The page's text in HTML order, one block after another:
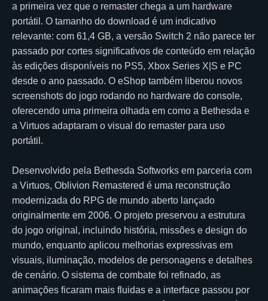
a primeira vez que o remaster chega a um hardware
portátil. O tamanho do download é um indicativo
relevante: com 61,4 GB, a versão Switch 2 não parece ter
passado por cortes significativos de conteúdo em relação
às edições disponíveis no PS5, Xbox Series X|S e PC
desde o ano passado. O eShop também liberou novos
screenshots do jogo rodando no hardware do console,
oferecendo uma primeira olhada em como a Bethesda e
a Virtuos adaptaram o visual do remaster para uso
portátil.
Desenvolvido pela Bethesda Softworks em parceria com
a Virtuos, Oblivion Remastered é uma reconstrução
modernizada do RPG de mundo aberto lançado
originalmente em 2006. O projeto preservou a estrutura
do jogo original, incluindo história, missões e design do
mundo, enquanto aplicou melhorias expressivas em
visuais, iluminação, modelos de personagens e detalhes
de cenário. O sistema de combate foi refinado, as
animações ficaram mais fluidas e a interface passou por